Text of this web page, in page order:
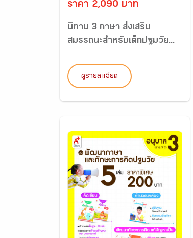
ราคา 2,090 บาท
นิทาน 3 ภาษา ส่งเสริม
สมรรถนะสำหรับเด็กปฐมวัย...
ดูรายละเอียด